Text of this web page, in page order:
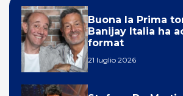
Buona la Prima
Banijay Italia ha
format
21 luglio 2026